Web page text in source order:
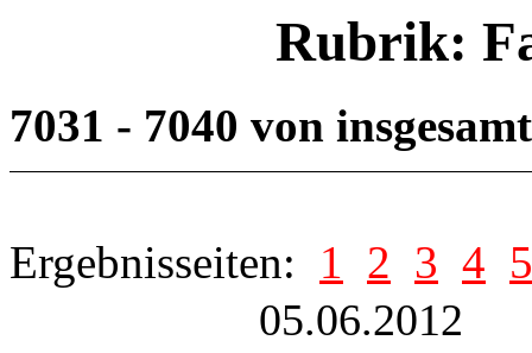
Rubrik:
7031 - 7040 von
Ergebnisseiten: 1 2 3 4 5
05.06.2012